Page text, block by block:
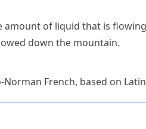
amount of liquid that is
down the mountain.
French, based on Latin